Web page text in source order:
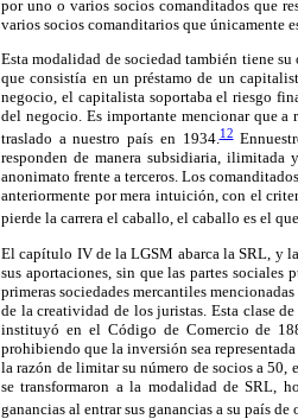
por uno o varios socios comanditados que
varios socios comanditarios que únicamente
Esta modalidad de sociedad también tiene
que consistía en un préstamo de un
negocio, el capitalista soportaba el riesgo
del negocio. Es importante mencionar que a
traslado a nuestro país en 1934.12
responden de manera subsidiaria, ilimitada
anonimato frente a terceros. Los
anteriormente por mera intuición, con el
pierde la carrera el caballo, el caballo es el
El capítulo IV de la LGSM abarca la SRL, y
sus aportaciones, sin que las partes sociales
primeras sociedades mercantiles
de la creatividad de los juristas. Esta clase
instituyó en el Código de Comercio de
prohibiendo que la inversión sea
la razón de limitar su número de socios a 50,
se transformaron a la modalidad de SRL,
ganancias al entrar sus ganancias a su país de